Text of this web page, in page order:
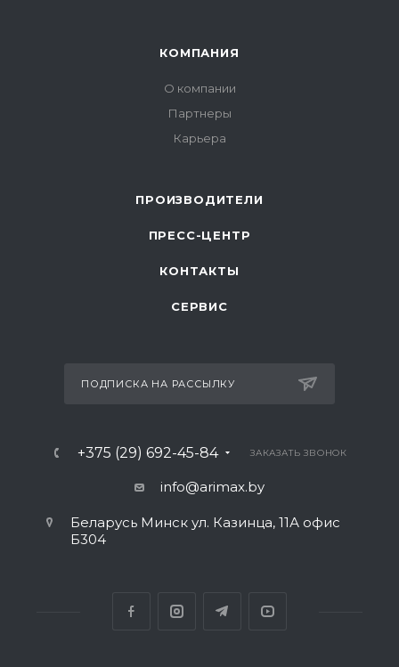
КОМПАНИЯ
О компании
Партнеры
Карьера
ПРОИЗВОДИТЕЛИ
ПРЕСС-ЦЕНТР
КОНТАКТЫ
СЕРВИС
ПОДПИСКА НА РАССЫЛКУ
+375 (29) 692-45-84 ЗАКАЗАТЬ ЗВОНОК
info@arimax.by
Беларусь Минск ул. Казинца, 11А офис
Б304